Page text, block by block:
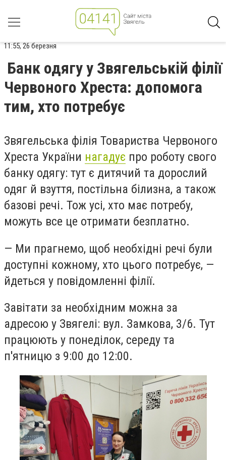
11:55, 26 березня
Банк одягу у Звягельській філії
Червоного Хреста: допомога
тим, хто потребує
Звягельська філія Товариства Червоного
Хреста України нагадує про роботу свого
банку одягу: тут є дитячий та дорослий
одяг й взуття, постільна білизна, а також
базові речі. Тож усі, хто має потребу,
можуть все це отримати безплатно.
— Ми прагнемо, щоб необхідні речі були
доступні кожному, хто цього потребує, —
йдеться у повідомленні філії.
Завітати за необхідним можна за
адресою у Звягелі: вул. Замкова, 3/6. Тут
працюють у понеділок, середу та
п'ятницю з 9:00 до 12:00.